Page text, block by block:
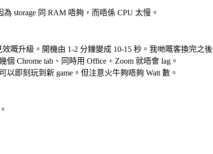
storage 同 RAM 唔夠，而唔係 CPU 太慢。
嘅升級。開機由 1-2 分鐘變成 10-15 秒。我哋嘅客換完之
個 Chrome tab、同時用 Office + Zoom 就唔會 lag。
以即刻玩到新 game。但注意火牛夠唔夠 Watt 數。